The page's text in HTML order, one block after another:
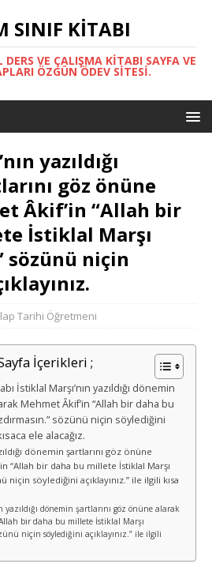
SINIF KITABI
VE ÇALIŞMA KITABI SAYFA VE
ÖZGÜN ÖDEV SITESI.
yazıldığı
göz önüne
Âkif’in “Allah bir
İstiklal Marşı
sözünü niçin
Tarihi Öğretmeni
İçerikleri ;
İstiklal Marşı’nın yazıldığı dönemin
Mehmet Âkif’in “Allah bir daha bu
sözünü niçin söylediğini
ele alacağız.
dönemin şartlarını göz önüne
“Allah bir daha bu millete İstiklal Marşı
niçin söylediğini açıklayınız.” ile ilgili kısa
yazıldığı dönemin şartlarını göz önüne alarak
bir daha bu millete İstiklal Marşı
niçin söylediğini açıklayınız.” ile ilgili